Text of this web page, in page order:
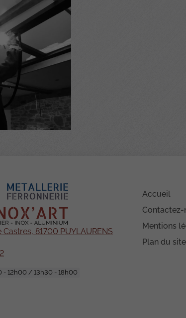
Castres, 81700 PUYLAURENS
12h00 / 13h30 - 18h00
Accueil
Contactez-
Mentions
Plan du site